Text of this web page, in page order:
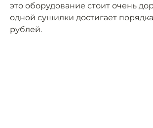
это оборудование стоит очень
одной сушилки достигает
рублей.